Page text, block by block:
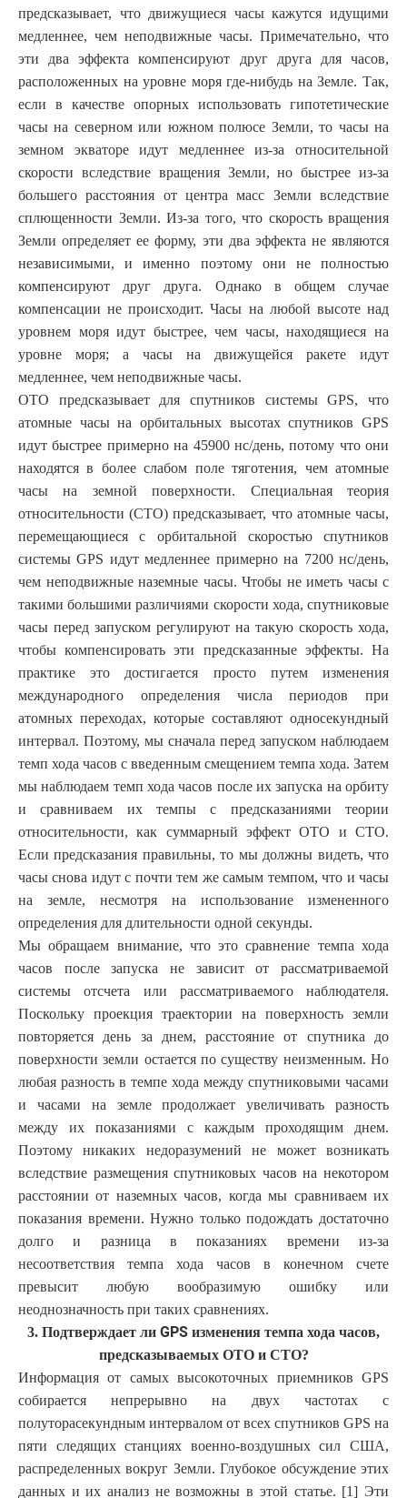
предсказывает, что движущиеся часы кажутся идущими
медленнее, чем неподвижные часы. Примечательно, что
эти два эффекта компенсируют друг друга для часов,
расположенных на уровне моря где-нибудь на Земле. Так,
если в качестве опорных использовать гипотетические
часы на северном или южном полюсе Земли, то часы на
земном экваторе идут медленнее из-за относительной
скорости вследствие вращения Земли, но быстрее из-за
большего расстояния от центра масс Земли вследствие
сплющенности Земли. Из-за того, что скорость вращения
Земли определяет ее форму, эти два эффекта не являются
независимыми, и именно поэтому они не полностью
компенсируют друг друга. Однако в общем случае
компенсации не происходит. Часы на любой высоте над
уровнем моря идут быстрее, чем часы, находящиеся на
уровне моря; а часы на движущейся ракете идут
медленнее, чем неподвижные часы.
ОТО предсказывает для спутников системы GPS, что
атомные часы на орбитальных высотах спутников GPS
идут быстрее примерно на 45900 нс/день, потому что они
находятся в более слабом поле тяготения, чем атомные
часы на земной поверхности. Специальная теория
относительности (СТО) предсказывает, что атомные часы,
перемещающиеся с орбитальной скоростью спутников
системы GPS идут медленнее примерно на 7200 нс/день,
чем неподвижные наземные часы. Чтобы не иметь часы с
такими большими различиями скорости хода, спутниковые
часы перед запуском регулируют на такую скорость хода,
чтобы компенсировать эти предсказанные эффекты. На
практике это достигается просто путем изменения
международного определения числа периодов при
атомных переходах, которые составляют односекундный
интервал. Поэтому, мы сначала перед запуском наблюдаем
темп хода часов с введенным смещением темпа хода. Затем
мы наблюдаем темп хода часов после их запуска на орбиту
и сравниваем их темпы с предсказаниями теории
относительности, как суммарный эффект ОТО и СТО.
Если предсказания правильны, то мы должны видеть, что
часы снова идут с почти тем же самым темпом, что и часы
на земле, несмотря на использование измененного
определения для длительности одной секунды.
Мы обращаем внимание, что это сравнение темпа хода
часов после запуска не зависит от рассматриваемой
системы отсчета или рассматриваемого наблюдателя.
Поскольку проекция траектории на поверхность земли
повторяется день за днем, расстояние от спутника до
поверхности земли остается по существу неизменным. Но
любая разность в темпе хода между спутниковыми часами
и часами на земле продолжает увеличивать разность
между их показаниями с каждым проходящим днем.
Поэтому никаких недоразумений не может возникать
вследствие размещения спутниковых часов на некотором
расстоянии от наземных часов, когда мы сравниваем их
показания времени. Нужно только подождать достаточно
долго и разница в показаниях времени из-за
несоответствия темпа хода часов в конечном счете
превысит любую вообразимую ошибку или
неоднозначность при таких сравнениях.
3. Подтверждает ли GPS изменения темпа хода часов,
предсказываемых ОТО и СТО?
Информация от самых высокоточных приемников GPS
собирается непрерывно на двух частотах с
полуторасекундным интервалом от всех спутников GPS на
пяти следящих станциях военно-воздушных сил США,
распределенных вокруг Земли. Глубокое обсуждение этих
данных и их анализ не возможны в этой статье. [1] Эти